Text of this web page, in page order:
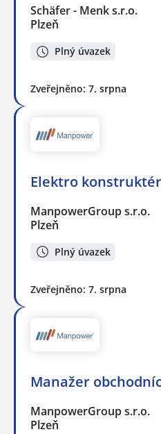
Schäfer - Menk s.r.o.
Plzeň
Plný úvazek
Zveřejněno: 7. srpna
Elektro konstruktér
ManpowerGroup s.r.o.
Plzeň
Plný úvazek
Zveřejněno: 7. srpna
Manažer
ManpowerGroup s.r.o.
Plzeň